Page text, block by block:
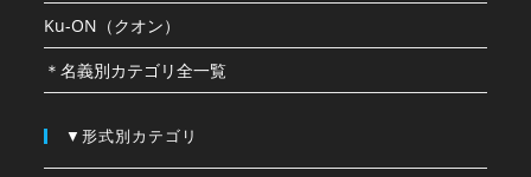
Ku-ON（クオン）
＊名義別カテゴリ全一覧
▼形式別カテゴリ